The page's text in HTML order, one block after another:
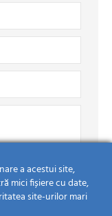
a acestui site,
mici fișiere cu date,
site-urilor mari